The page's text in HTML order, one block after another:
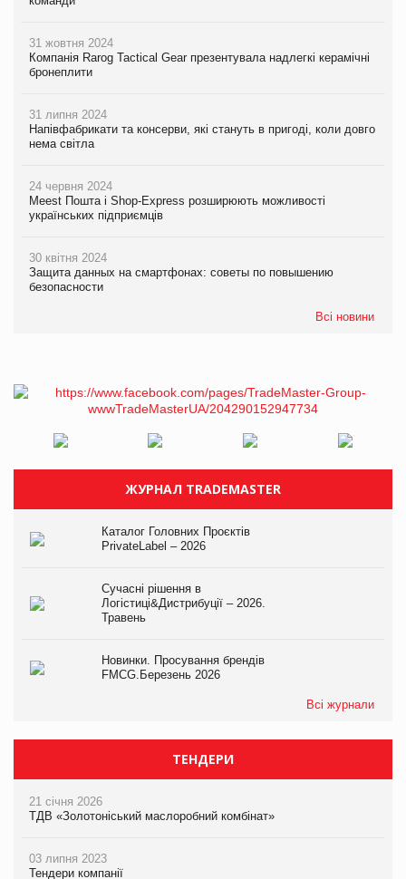
31 жовтня 2024
Компанія Rarog Tactical Gear презентувала надлегкі керамічні
бронеплити
31 липня 2024
Напівфабрикати та консерви, які стануть в пригоді, коли довго
нема світла
24 червня 2024
Meest Пошта і Shop-Express розширюють можливості
українських підприємців
30 квітня 2024
Защита данных на смартфонах: советы по повышению
безопасности
Всі новини
ЖУРНАЛ TRADEMASTER
Каталог Головних Проєктів
PrivateLabel – 2026
Сучасні рішення в
Логістиці&Дистрибуції – 2026.
Травень
Новинки. Просування брендів
FMCG.Березень 2026
Всі журнали
ТЕНДЕРИ
21 січня 2026
ТДВ «Золотоніський маслоробний комбінат»
03 липня 2023
Тендери компанії